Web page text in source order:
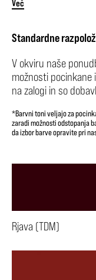
Več
Standardne
V okviru naše
možnosti pocinkane
na zalogi in so
*Barvni toni veljajo za
zaradi možnosti odstopanja
da izbor barve opravite pri
Rjava (TDM)